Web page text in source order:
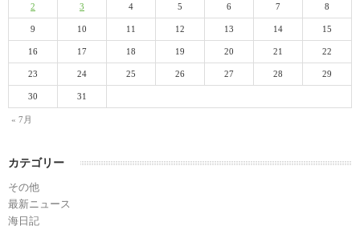
« 7月
2 3 4 5 6 7 8
9 10 11 12 13 14 15
16 17 18 19 20 21 22
23 24 25 26 27 28 29
30 31
カテゴリー
その他
最新ニュース
海日記